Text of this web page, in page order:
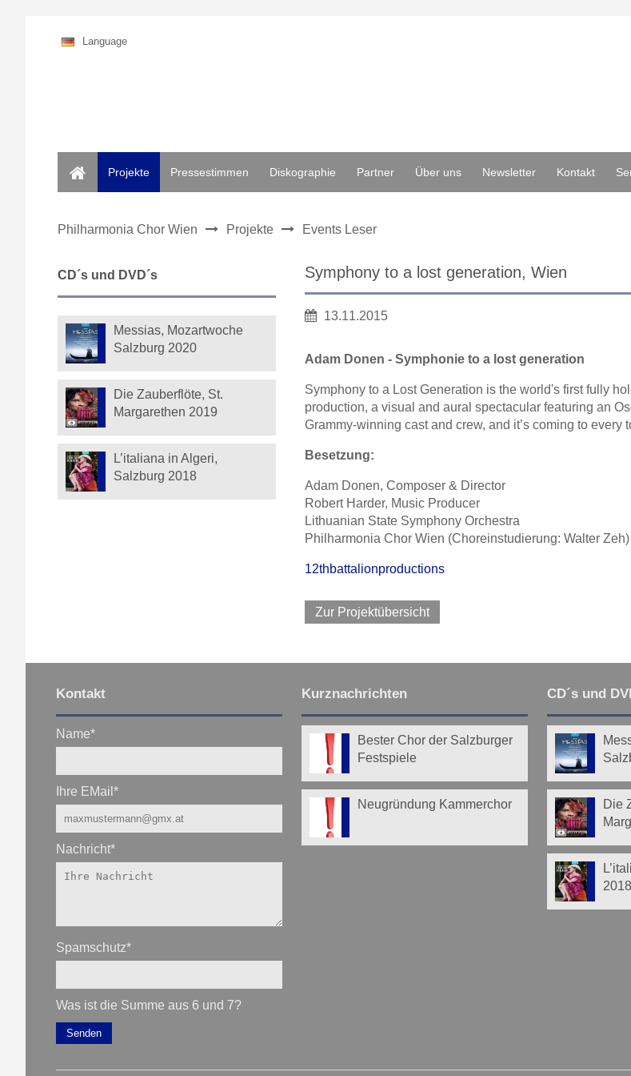
Language
Projekte
Pressestimmen Diskographie Partner Über uns Newsletter Kontakt
Philharmonia Chor Wien Projekte Events Leser
Symphony to a lost generation, Wien
13.11.2015
Adam Donen - Symphonie to a lost generation
Symphony to a Lost Generation is the world's first fully
production, a visual and aural spectacular featuring an
Grammy-winning cast and crew, and it’s coming to every
Besetzung:
Adam Donen, Composer & Director
Robert Harder, Music Producer
Lithuanian State Symphony Orchestra
Philharmonia Chor Wien (Choreinstudierung: Walter Zeh)
12thbattalionproductions
Zur Projektübersicht
CD´s und DVD´s
Messias, Mozartwoche
Salzburg 2020
Die Zauberflöte, St.
Margarethen 2019
L’italiana in Algeri,
Salzburg 2018
Kontakt
Name*
Ihre EMail*
Nachricht*
Spamschutz*
Was ist die Summe aus 6 und 7?
Senden
Kurznachrichten
Bester Chor der Salzburger
Festspiele
Neugründung Kammerchor
CD´s und
Die
2018